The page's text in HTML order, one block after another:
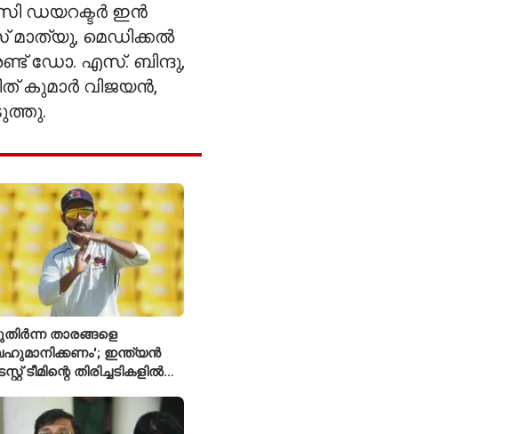
ഡയറക്ടര്‍ ഇന്‍
മാത്യു, മെഡിക്കല്‍
ഡോ. എസ്. ബിന്ദു,
കുമാര്‍ വിജയന്‍,
താരങ്ങളെ
ഇന്ത്യൻ
ടീമിന്റെ തിരിച്ചടികളിൽ